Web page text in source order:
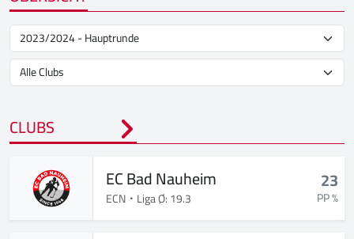
CLUBS
EC Bad Nauheim
ECN Liga Ø: 19.3
23
PP %